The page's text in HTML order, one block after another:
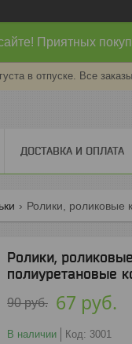
Приятных
в отпуске. Все
ДОСТАВКА И ОПЛАТА
Ролики, роликовые
Ролики,
полиуретановые
90руб. 67 руб.
В наличии Код: 3001